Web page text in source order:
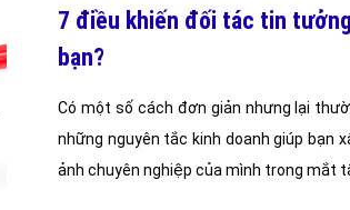
7 điều khiến đối tác tin
bạn?
Có một số cách đơn giản nhưng lại
những nguyên tắc kinh doanh giúp bạn
ảnh chuyên nghiệp của mình trong mắt